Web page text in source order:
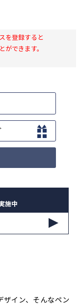
を登録すると
できます。
施中
ザイン、そんなペン